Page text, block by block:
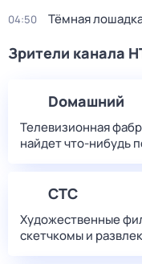
04:50 Тёмная
Зрители канала
Dомашний
Телевизионная
найдет что‑нибудь
СТС
Художественные
скетчкомы и